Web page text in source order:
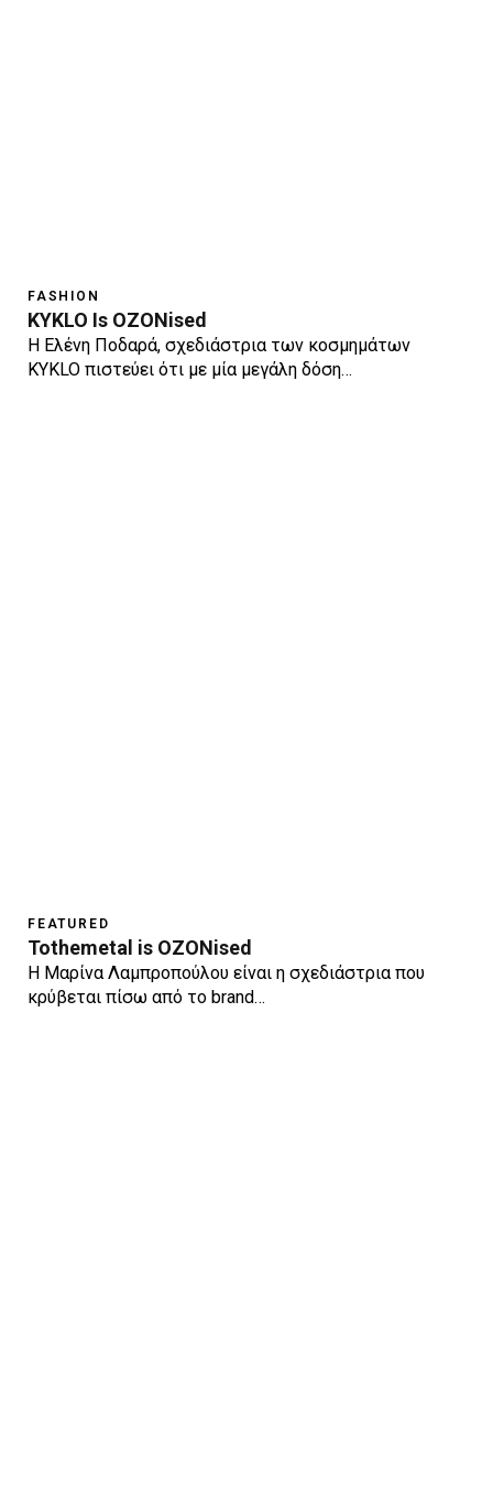
FASHION
KYKLO Is OZONised
Η Ελένη Ποδαρά, σχεδιάστρια των κοσμημάτων
KYKLO πιστεύει ότι με μία μεγάλη δόση…
FEATURED
Tothemetal is OZONised
Η Μαρίνα Λαμπροπούλου είναι η σχεδιάστρια που
κρύβεται πίσω από το brand…